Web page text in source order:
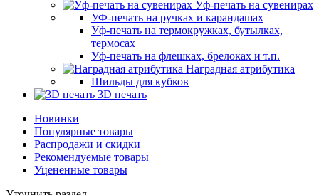
Уф-печать на сувенирах
УФ-печать на ручках и карандашах
Уф-печать на термокружках, бутылках,
термосах
Уф-печать на флешках, брелоках и т.п.
Наградная атрибутика
Шильды для кубков
3D печать
Новинки
Популярные товары
Распродажи и скидки
Рекомендуемые товары
Уцененные товары